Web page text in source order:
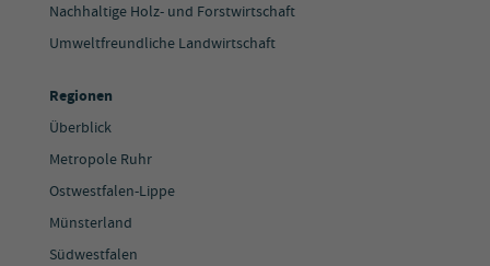
Nachhaltige Holz- und Forstwirtschaft
Umweltfreundliche Landwirtschaft
Regionen
Überblick
Metropole Ruhr
Ostwestfalen-Lippe
Münsterland
Südwestfalen